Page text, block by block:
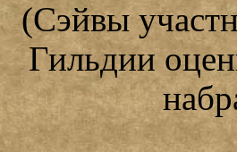
(Сэйвы
Гильдии